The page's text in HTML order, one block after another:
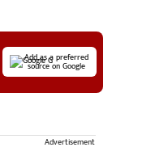
Add as a preferred
source on Google
Advertisement